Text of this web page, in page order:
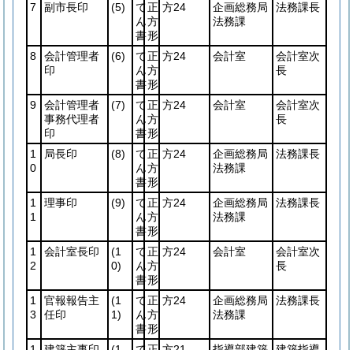
7 副市長印 (5)
て
ん
書
正
方
形
方24
企画総務局
法務課
法務課長
8
会計管理者
印
(6)
て
ん
書
正
方
形
方24 会計室
会計室次
長
9
会計管理者
事務代理者
印
(7)
て
ん
書
正
方
形
方24 会計室
会計室次
長
1
0
局長印 (8)
て
ん
書
正
方
形
方24
企画総務局
法務課
法務課長
1
1
理事印 (9)
て
ん
書
正
方
形
方24
企画総務局
法務課
法務課長
1
2
会計室長印
(1
0)
て
ん
書
正
方
形
方24 会計室
会計室次
長
1
3
官報報告主
任印
(1
1)
て
ん
書
正
方
形
方24
企画総務局
法務課
法務課長